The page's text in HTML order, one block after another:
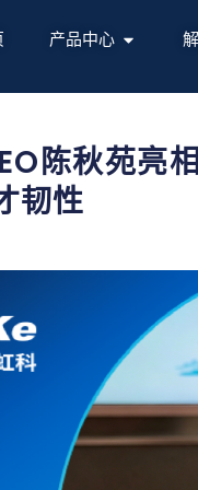
产品中心
陈秋苑亮
韧性